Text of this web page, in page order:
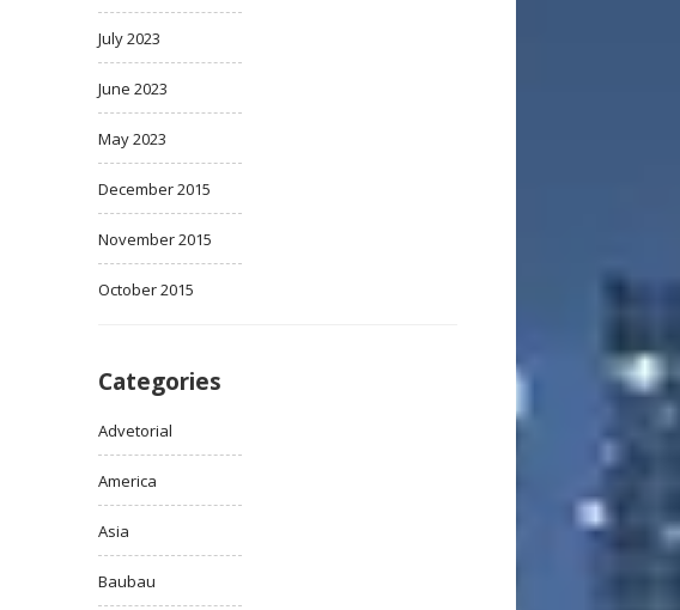
July 2023
June 2023
May 2023
December 2015
November 2015
October 2015
Categories
Advetorial
America
Asia
Baubau